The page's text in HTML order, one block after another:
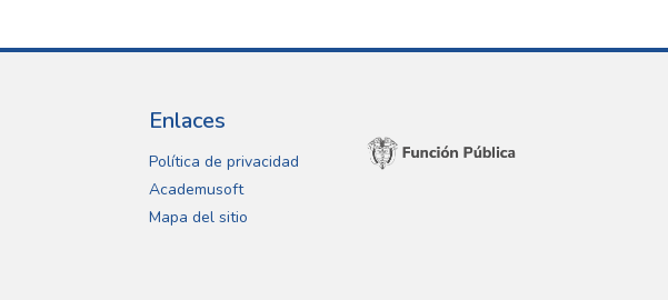
Enlaces
Política de privacidad
Academusoft
Mapa del sitio